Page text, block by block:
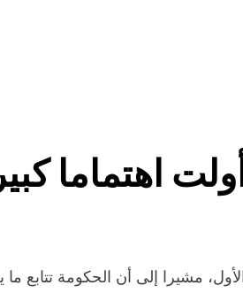
اهتماما
مشيرا إلى أن الحكومة تتابع